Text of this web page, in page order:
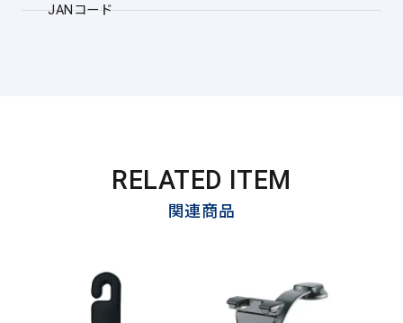
JANコード
RELATED ITEM
関連商品